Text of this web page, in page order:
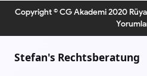
Copyright © CG Akademi 2020